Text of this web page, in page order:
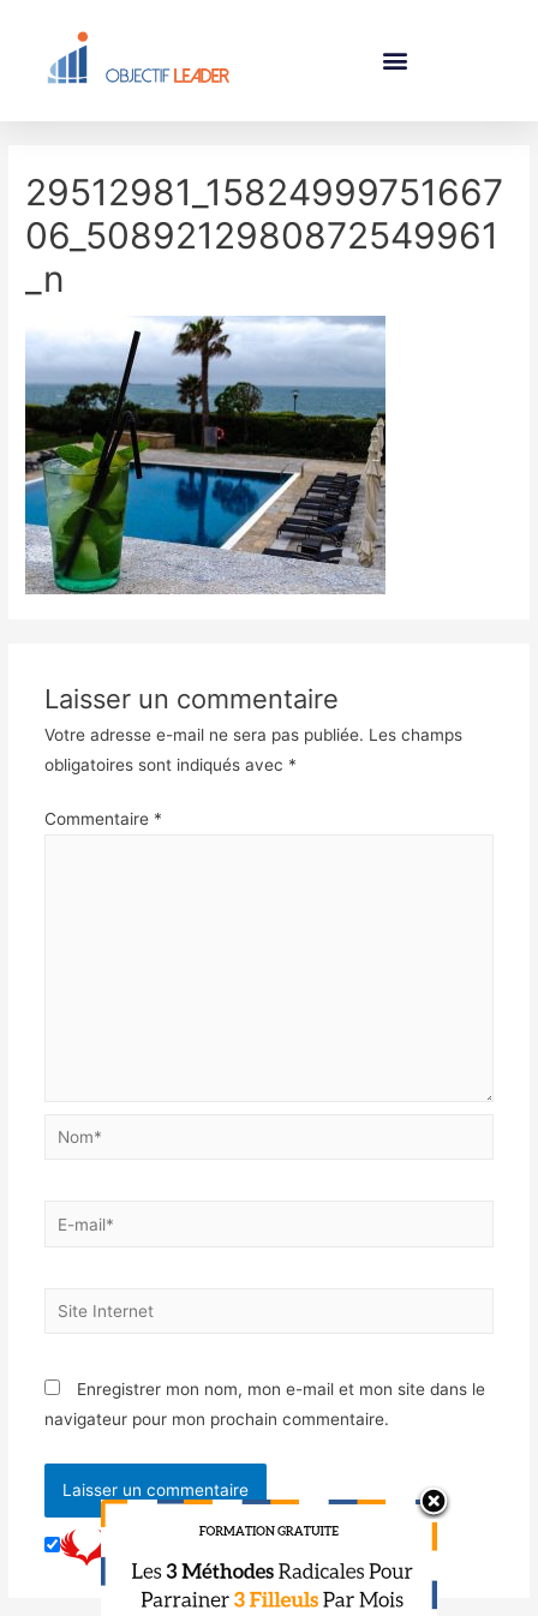
29512981_15824999751667
06_5089212980872549961
_n
Laisser un commentaire
Votre adresse e-mail ne sera pas publiée. Les champs
obligatoires sont indiqués avec *
Commentaire *
Enregistrer mon nom, mon e-mail et mon site dans le
navigateur pour mon prochain commentaire.